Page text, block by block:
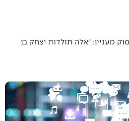
מעניין: ״אלה תולדות יצחק בן